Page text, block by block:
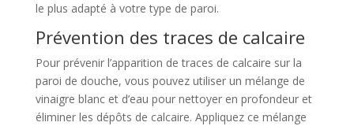
le plus adapté à votre type de paroi.
Prévention des traces de calcaire
Pour prévenir l’apparition de traces de calcaire sur la
paroi de douche, vous pouvez utiliser un mélange de
vinaigre blanc et d’eau pour nettoyer en profondeur et
éliminer les dépôts de calcaire. Appliquez ce mélange